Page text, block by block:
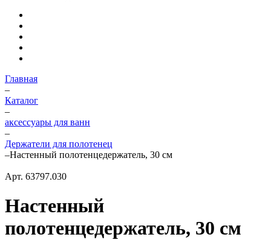
Главная
–
Каталог
–
аксессуары для ванн
–
Держатели для полотенец
–Настенный полотенцедержатель, 30 см
Арт. 63797.030
Настенный
полотенцедержатель, 30 см